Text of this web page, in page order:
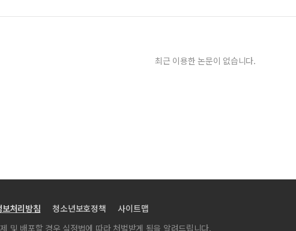
최근 이용한 논문이 없습니다.
처리방침 청소년보호정책
사이트맵
및 배포할 경우 실정법에 따라 처벌받게 됨을 알려드립니다.